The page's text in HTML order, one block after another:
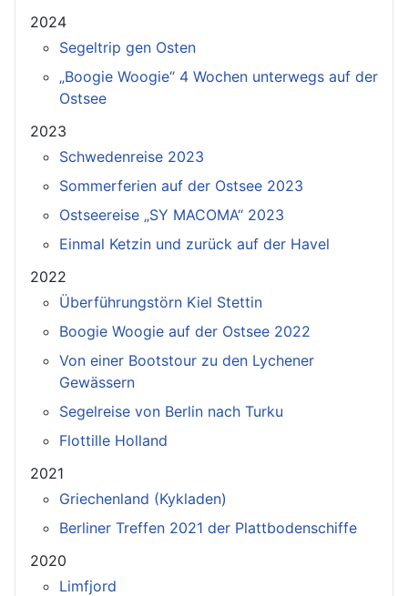
2024
Segeltrip gen Osten
„Boogie Woogie“ 4 Wochen unterwegs auf der
Ostsee
2023
Schwedenreise 2023
Sommerferien auf der Ostsee 2023
Ostseereise „SY MACOMA“ 2023
Einmal Ketzin und zurück auf der Havel
2022
Überführungstörn Kiel Stettin
Boogie Woogie auf der Ostsee 2022
Von einer Bootstour zu den Lychener
Gewässern
Segelreise von Berlin nach Turku
Flottille Holland
2021
Griechenland (Kykladen)
Berliner Treffen 2021 der Plattbodenschiffe
2020
Limfjord